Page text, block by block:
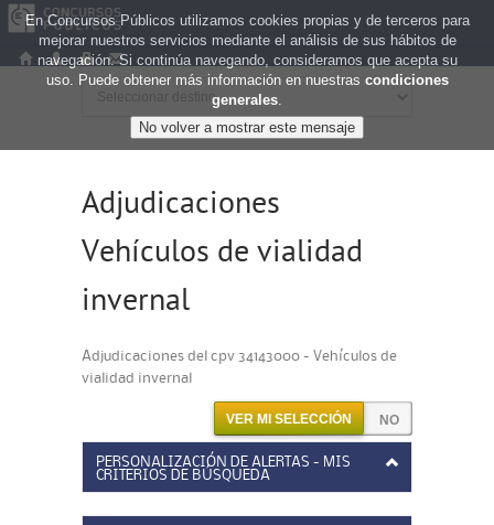
Adjudicaciones
Vehículos de vialidad
invernal
Adjudicaciones del cpv 34143000 - Vehículos de
vialidad invernal
VER MI SELECCIÓN
PERSONALIZACIÓN DE ALERTAS - MIS
CRITERIOS DE BÚSQUEDA
En Concursos Públicos utilizamos cookies propias y de terceros para
mejorar nuestros servicios mediante el análisis de sus hábitos de
navegación. Si continúa navegando, consideramos que acepta su
uso. Puede obtener más información en nuestras condiciones
generales.